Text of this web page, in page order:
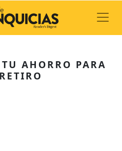
AHORRO PARA